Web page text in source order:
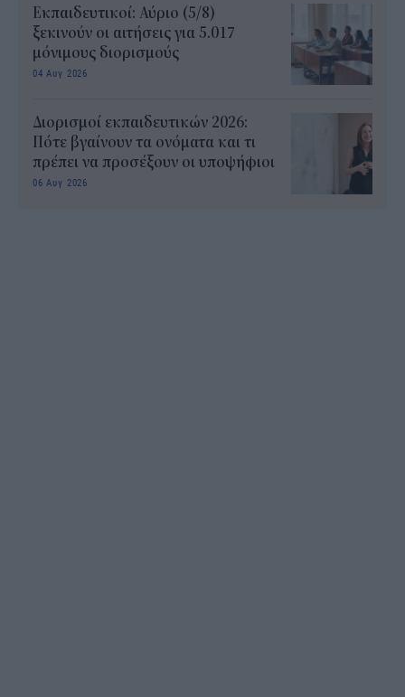
Εκπαιδευτικοί: Αύριο (5/8)
ξεκινούν οι αιτήσεις για 5.017
μόνιμους διορισμούς
04 Αυγ 2026
Διορισμοί εκπαιδευτικών 2026:
Πότε βγαίνουν τα ονόματα και τι
πρέπει να προσέξουν οι υποψήφιοι
06 Αυγ 2026